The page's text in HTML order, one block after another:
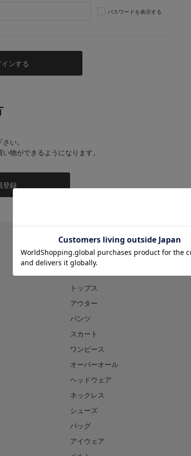
パスワードを表示する
い。
物ができるようになります。
CATEGORY
トップス
アウター
パンツ
スカート
ワンピース
オーバーオール
ヘッドウェア
ネックレス
シューズ
バッグ
アイウェア